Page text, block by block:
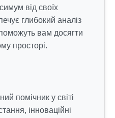
від своїх
глибокий аналіз
вам досягти
просторі.
помічник у світі
інноваційні